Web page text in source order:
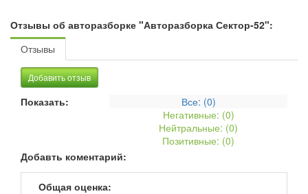
Отзывы об авторазборке "Авторазборка Сектор-52":
Отзывы
Добавить отзыв
Показать: Все: (0)
Негативные: (0)
Нейтральные: (0)
Позитивные: (0)
Добавть коментарий:
Общая оценка: